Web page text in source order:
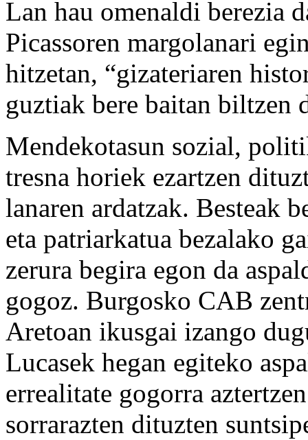
Lan hau omenaldi berezia
Picassoren margolanari
hitzetan, “gizateriaren
guztiak bere baitan biltzen
Mendekotasun sozial,
tresna horiek ezartzen
lanaren ardatzak. Besteak
eta patriarkatua bezalako
zerura begira egon da
gogoz. Burgosko CAB
Aretoan ikusgai izango
Lucasek hegan egiteko
errealitate gogorra
sorrarazten dituzten